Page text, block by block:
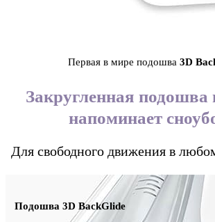
Первая в мире подошва 3D
Закругленная подошва
напоминает
Для свободного движения в
Подошва 3D BackGlide